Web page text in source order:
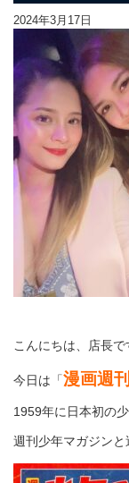
2024年3月17日
こんにちは、店長で
今日は「漫画週
1959年に日本初の
週刊少年マガジン